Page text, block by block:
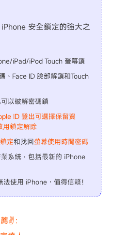
安全鎖定的強大之
iPad/iPod Touch 螢幕鎖
、Face ID 臉部解鎖和Touch
以破解密碼鎖
ID 登出可選擇保留資
用鎖定解除
定和找回螢幕使用時間密碼
系統，包括最新的 iPhone
使用 iPhone，值得信賴！
✌：